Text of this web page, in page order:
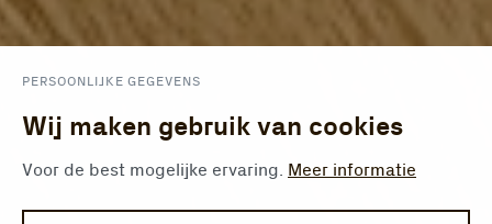
PERSOONLIJKE GEGEVENS
Wij maken gebruik van cookies
Voor de best mogelijke ervaring. Meer informatie